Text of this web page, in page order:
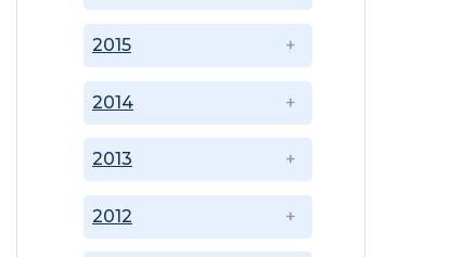
2012
2013
2014
2015